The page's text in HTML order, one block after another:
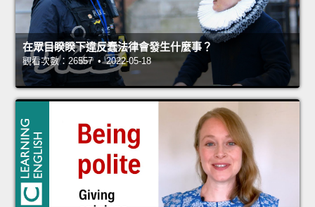
在眾目睽睽下違反蠢法律會發生什麼事？
觀看次數：26557 • 2022-05-18